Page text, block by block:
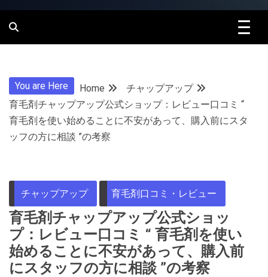
You are Here Home
チャップアップ
育毛剤チャップアップ公式ショップ：レビュー口コミ “
育毛剤を使い始めることに不安があって、購入前にスタ
ッフの方に相談 ”の考察
チャップアップ 育毛剤口コミ・レビュー
育毛剤チャップアップ公式ショッ
プ：レビュー口コミ “ 育毛剤を使い
始めることに不安があって、購入前
にスタッフの方に相談 ”の考察